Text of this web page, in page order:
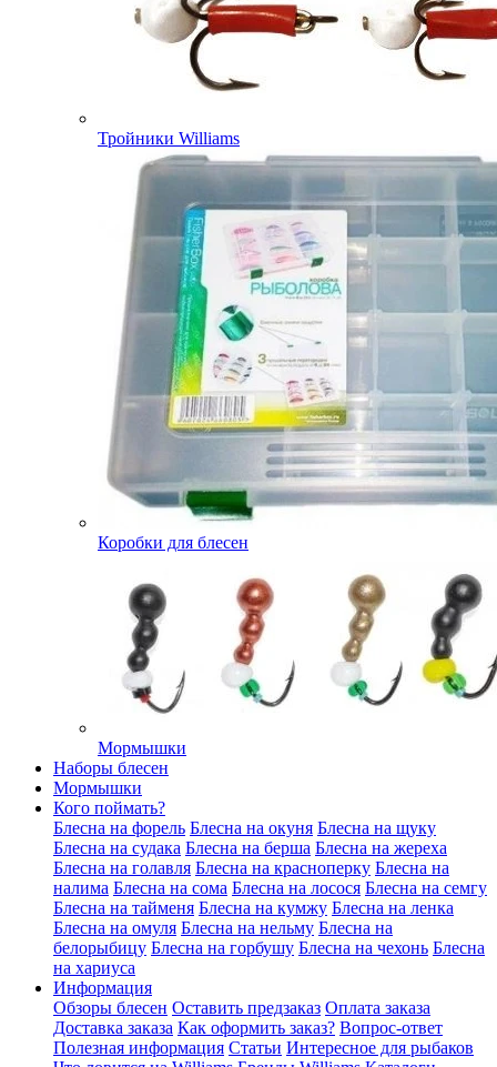
Тройники Williams
Коробки для блесен
Мормышки
Наборы блесен
Мормышки
Кого поймать?
Блесна на форель Блесна на окуня Блесна на щуку
Блесна на судака Блесна на берша Блесна на жереха
Блесна на голавля Блесна на красноперку Блесна на
налима Блесна на сома Блесна на лосося Блесна на семгу
Блесна на тайменя Блесна на кумжу Блесна на ленка
Блесна на омуля Блесна на нельму Блесна на
белорыбицу Блесна на горбушу Блесна на чехонь Блесна
на хариуса
Информация
Обзоры блесен Оставить предзаказ Оплата заказа
Доставка заказа Как оформить заказ? Вопрос-ответ
Полезная информация Статьи Интересное для рыбаков